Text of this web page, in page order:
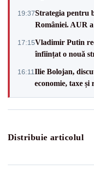
19:37Strategia pentru
României. AUR
17:15Vladimir Putin
înființat o nouă
16:11Ilie Bolojan,
economie, taxe și
Distribuie articolul